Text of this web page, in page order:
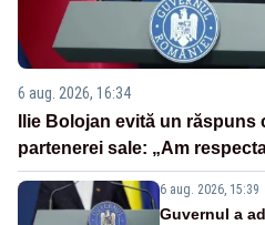
6 aug. 2026, 16:34
Ilie Bolojan evită un răspuns
partenerei sale: „Am
6 aug. 2026, 15:39
Guvernul a